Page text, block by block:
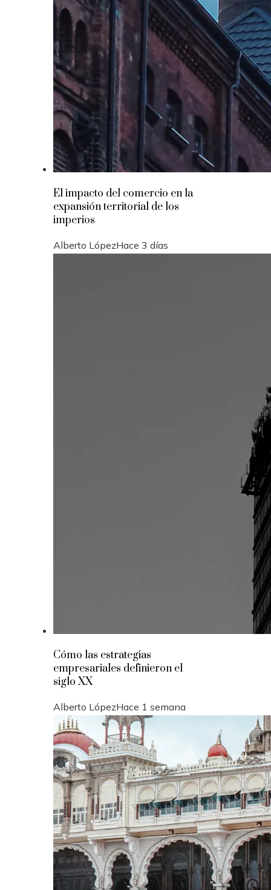
El impacto del comercio en la
expansión territorial de los
imperios
Alberto LópezHace 3 días
Cómo las estrategias
empresariales definieron el
siglo XX
Alberto LópezHace 1 semana